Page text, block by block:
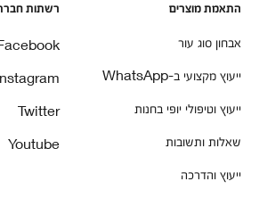
התאמת מוצרים
אבחון סוג עור
ייעוץ מקצועי ב-WhatsApp
ייעוץ וטיפולי יופי בחנות
שאלות ותשובות
ייעוץ והדרכה
רשתות
Twitter
Youtube